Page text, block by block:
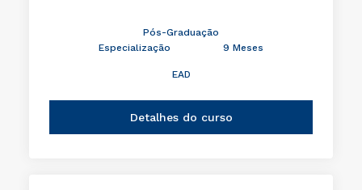
Pós-Graduação
Especialização
9 Meses
EAD
Detalhes do curso